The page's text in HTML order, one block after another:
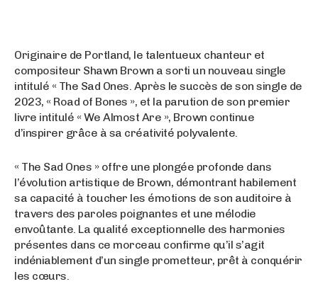
Originaire de Portland, le talentueux chanteur et
compositeur Shawn Brown a sorti un nouveau single
intitulé « The Sad Ones. Après le succès de son single de
2023, « Road of Bones », et la parution de son premier
livre intitulé « We Almost Are », Brown continue
d’inspirer grâce à sa créativité polyvalente.
« The Sad Ones » offre une plongée profonde dans
l’évolution artistique de Brown, démontrant habilement
sa capacité à toucher les émotions de son auditoire à
travers des paroles poignantes et une mélodie
envoûtante. La qualité exceptionnelle des harmonies
présentes dans ce morceau confirme qu’il s’agit
indéniablement d’un single prometteur, prêt à conquérir
les cœurs.